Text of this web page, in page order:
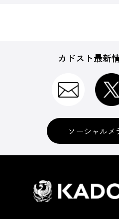
カドスト最新
ソーシャル